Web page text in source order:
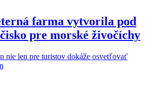
farma vytvorila pod
pre morské živočíchy